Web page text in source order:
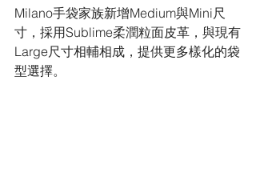
Milano手袋家族新增Medium與Mini尺
寸，採用Sublime柔潤粒面皮革，與現有
Large尺寸相輔相成，提供更多樣化的袋
型選擇。